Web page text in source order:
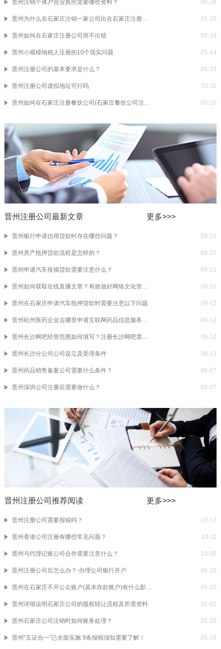
晋州注销个体户营业执照需要哪些资料？ 05-28
晋州为什么在石家庄注销一家公司比在石家庄注册一家公司要贵 05-26
晋州如何在石家庄注册公司而不出错 05-19
晋州小规模纳税人注册的10个现实问题 05-14
晋州注册公司的基本要求是什么？ 05-13
晋州注册公司虚拟地址可行吗 05-11
晋州如何在石家庄注册餐饮公司(石家庄餐饮公司注册流程) 05-10
晋州注册公司最新文章 更多>>>
晋州银行申请信用贷款时存在哪些问题？ 09-22
晋州房产抵押贷款流程是怎样的？ 09-21
晋州申请汽车按揭贷款需要注意什么？ 09-21
晋州如何获取在线直播文章？有效做好网络文化管理的办法许可证 09-21
晋州在石家庄申请汽车抵押贷款时需要注意以下问题 09-12
09-12
晋州长沙网吧经营范围如何填写？注册长沙网吧需要提供什么？ 09-12
晋州长沙分公司公司设立及受理条件 09-12
晋州药品销售备案公司需要什么条件？ 08-07
晋州深圳公司注册后需要做什么？ 08-07
晋州注册公司推荐阅读 更多>>>
晋州注册公司需要报税吗？ 10-13
晋州香港公司注册有哪些常见问题？ 10-11
晋州与代理记账公司合作需要注意什么？ 10-05
晋州注册公司后怎么办？-办理公司银行开户 06-10
晋州在石家庄不开公众账户(基本存款账户)有什么影响？基本存款账户和一般账户有什么区别？ 06-10
晋州详细说明石家庄公司的股权转让流程及所需资料 06-02
晋州石家庄公司注销时如何账务处理？ 05-28
晋州“五证合一”已全面实施 9条报税须知需要了解！ 05-18